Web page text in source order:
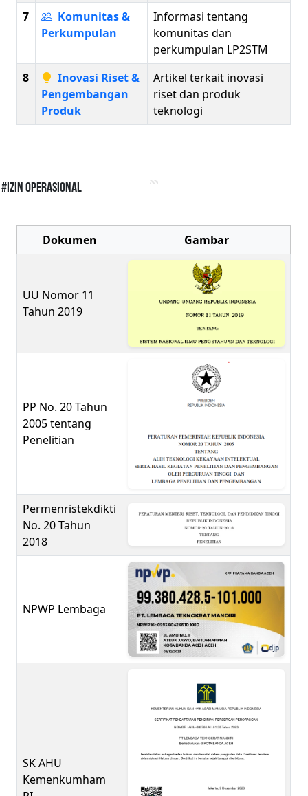
7
Komunitas &
Perkumpulan
Informasi tentang
komunitas dan
perkumpulan LP2STM
8
Inovasi Riset &
Pengembangan
Produk
Artikel terkait inovasi
riset dan produk
teknologi
#Izin Operasional
Dokumen Gambar
UU Nomor 11
Tahun 2019
PP No. 20 Tahun
2005 tentang
Penelitian
Permenristekdikti
No. 20 Tahun
2018
NPWP Lembaga
SK AHU
Kemenkumham